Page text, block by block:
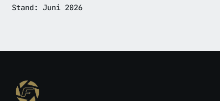
Stand: Juni 2026